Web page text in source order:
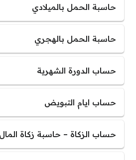
حاسبة الحمل بالميلادي
حاسبة الحمل بالهجري
حساب الدورة الشهرية
حساب ايام التبويض
حساب الزكاة – حاسبة زكاة المال